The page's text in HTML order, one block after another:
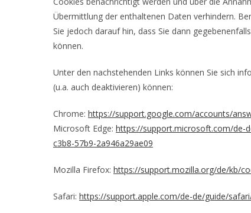
Übermittlung der enthaltenen Daten verhindern.
Sie jedoch darauf hin, dass Sie dann
können.
Unter den nachstehenden Links können Sie sich
(u.a. auch deaktivieren) können:
Chrome: https://support.google.com/accounts/
Microsoft Edge: https://support.microsoft.com/de-
c3b8-57b9-2a946a29ae09
Mozilla Firefox: https://support.mozilla.org/de/kb/
Safari: https://support.apple.com/de-de/guide/